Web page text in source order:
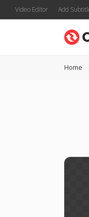
Video Editor Add
Home